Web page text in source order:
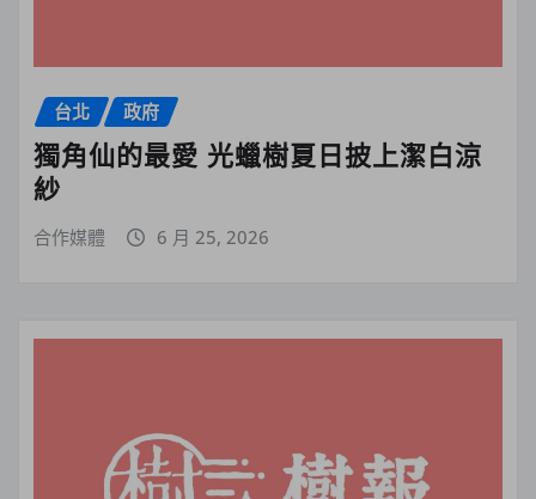
台北 政府
獨角仙的最愛 光蠟樹夏日披上潔白涼
紗
合作媒體 6 月 25, 2026